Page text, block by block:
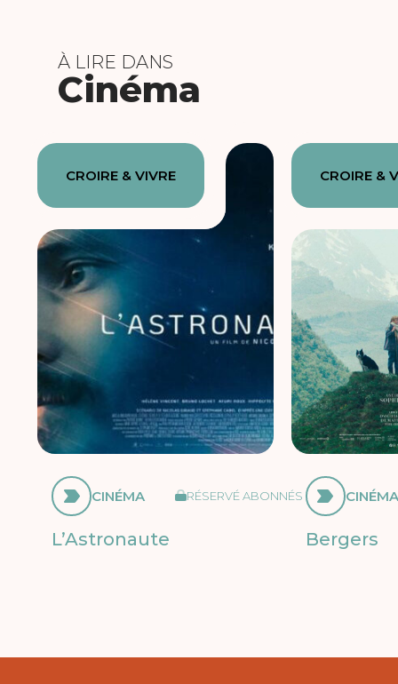
À LIRE DANS
Cinéma
CROIRE & VIVRE
CINÉMA RÉSERVÉ ABONNÉS
L’Astronaute
CROIRE &
CINÉMA
Bergers